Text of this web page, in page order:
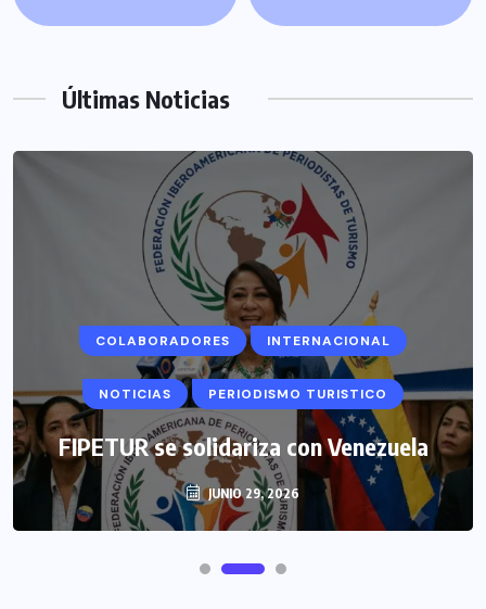
Últimas Noticias
COLABORADORES INTERNACIONAL
NOTICIAS PERIODISMO TURISTICO
FIPETUR se solidariza con Venezuela
JUNIO 29, 2026